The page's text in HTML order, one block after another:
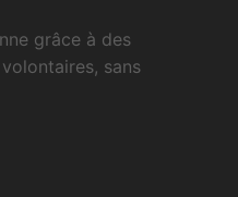
grâce à des
sans